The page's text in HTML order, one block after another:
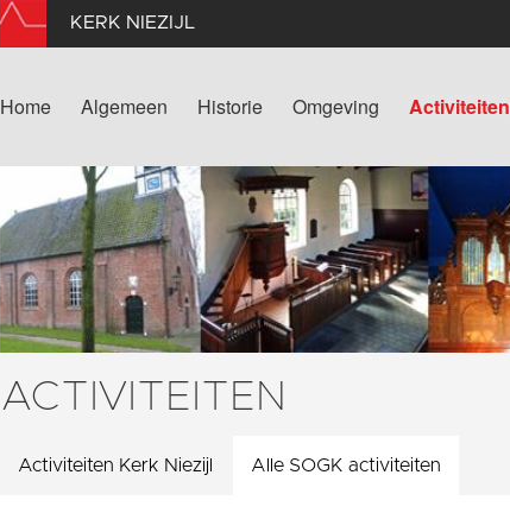
KERK NIEZIJL
Home Algemeen Historie Omgeving Activiteiten
ACTIVITEITEN
Activiteiten Kerk Niezijl Alle SOGK activiteiten